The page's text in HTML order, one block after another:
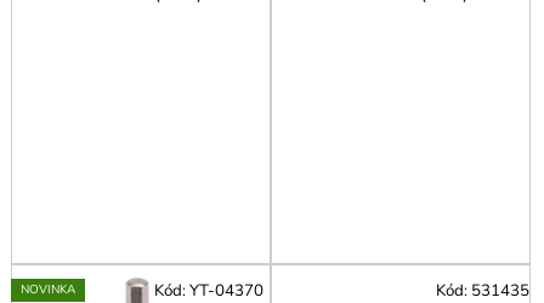
NOVINKA Kód:YT-04370 Kód: 531435